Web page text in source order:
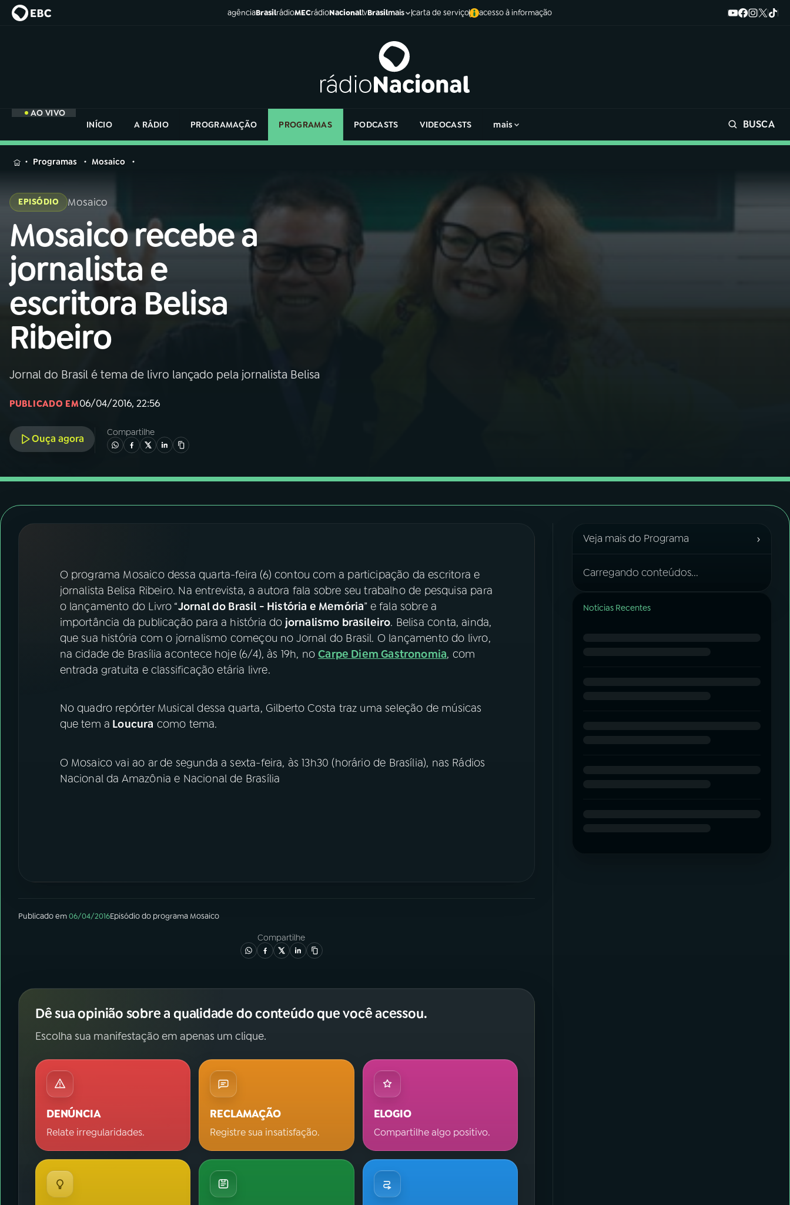
agênciaBrasilrádioMECrádioNacionaltvBrasilmais carta de serviço acesso à informação
AO VIVO
INÍCIO
A RÁDIO PROGRAMAÇÃO PROGRAMAS PODCASTS VIDEOCASTS mais BUSCA
MENU
Buscar
na
Rádio
Nacional
AO VIVO
01INÍCIO
02A RÁDIO
03PROGRAMAÇÃO
05PODCASTS
ACOMPANHE A RÁDIO NACIONAL
Facebook
Instagram X
na
Rádio
Programas Mosaico
EPISÓDIO Mosaico
Mosaico recebe a
jornalista e
escritora Belisa
Ribeiro
Jornal do Brasil é tema de livro lançado pela jornalista Belisa
PUBLICADO EM06/04/2016, 22:56
Ouça agora
Compartilhe
O programa Mosaico dessa quarta-feira (6) contou com a participação da escritora e
jornalista Belisa Ribeiro. Na entrevista, a autora fala sobre seu trabalho de pesquisa para
o lançamento do Livro “Jornal do Brasil - História e Memória” e fala sobre a
importância da publicação para a história do jornalismo brasileiro. Belisa conta, ainda,
que sua história com o jornalismo começou no Jornal do Brasil. O lançamento do livro,
na cidade de Brasília acontece hoje (6/4), às 19h, noCarpe Diem Gastronomia, com
entrada gratuita e classificação etária livre.
No quadro repórter Musical dessa quarta, Gilberto Costa traz uma seleção de músicas
que tem a Loucura como tema.
O Mosaico vai ao ar de segunda a sexta-feira, às 13h30 (horário de Brasília), nas Rádios
Nacional da Amazônia e Nacional de Brasília
Publicado em06/04/2016Episódiodo programa Mosaico
Compartilhe
Dê sua opinião sobre a qualidade do conteúdo que você acessou.
Escolha sua manifestação em apenas um clique.
DENÚNCIA
Relate irregularidades.
RECLAMAÇÃO
Registre sua insatisfação.
ELOGIO
Compartilhe algo positivo.
Veja mais do Programa ›
Carregando conteúdos...
Notícias Recentes